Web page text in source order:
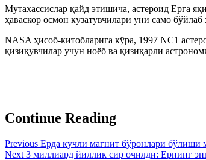
Мутахассислар қайд этишича, астероид Ерга
ҳаваскор осмон кузатувчилари уни само
NASA ҳисоб-китобларига кўра, 1997 NC1
қизиқувчилар учун ноёб ва қизиқарли
Continue Reading
Previous Ерда кучли магнит бўронлари бўлиши
Next 3 миллиард йиллик сир очилди: Ернинг